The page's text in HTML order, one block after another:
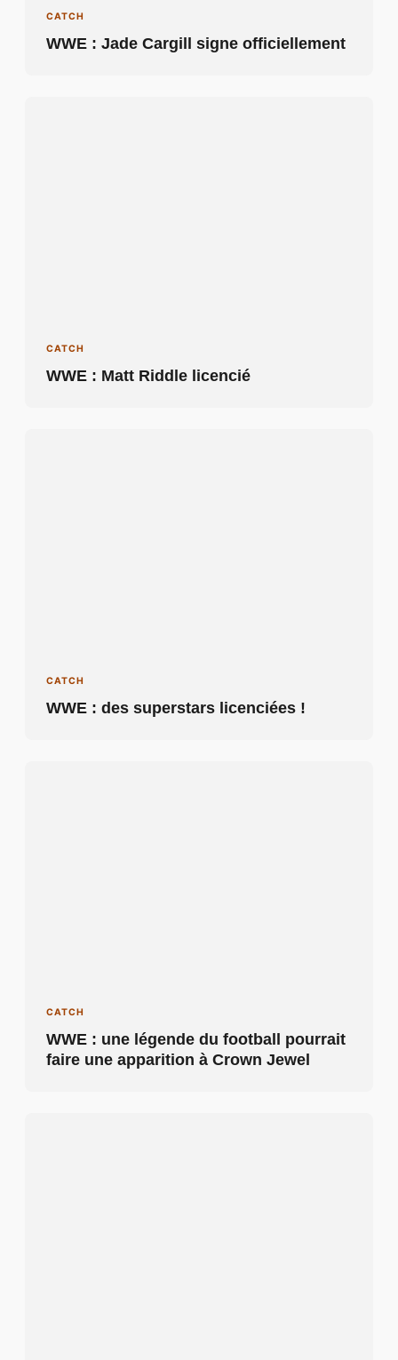
CATCH
WWE : Jade Cargill signe officiellement
CATCH
WWE : Matt Riddle licencié
CATCH
WWE : des superstars licenciées !
CATCH
WWE : une légende du football pourrait
faire une apparition à Crown Jewel